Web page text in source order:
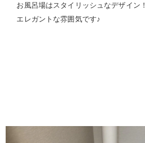
お風呂場はスタイリッシュなデザイン！
エレガントな雰囲気です♪